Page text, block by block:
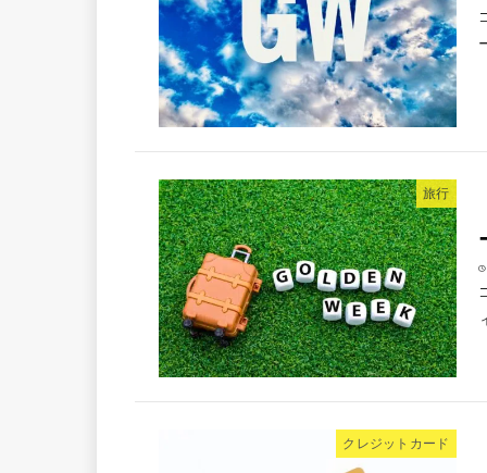
旅行
クレジットカード